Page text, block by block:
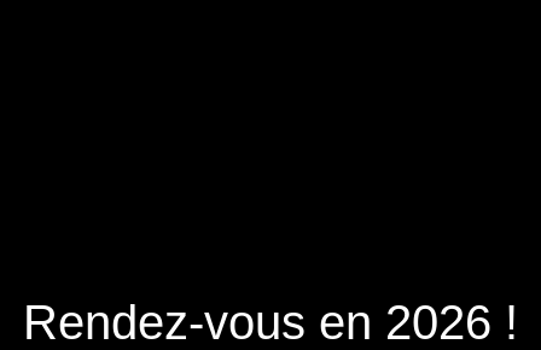
Rendez-vous en 2026 !